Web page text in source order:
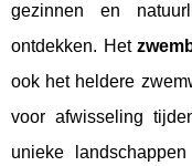
gezinnen en
ontdekken. Het
ook het heldere
voor afwisseling
unieke